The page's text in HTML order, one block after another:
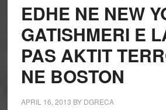
EDHE NE NEW
GATISHMERI E
PAS AKTIT
NE BOSTON
APRIL 16, 2013 BY DGRECA